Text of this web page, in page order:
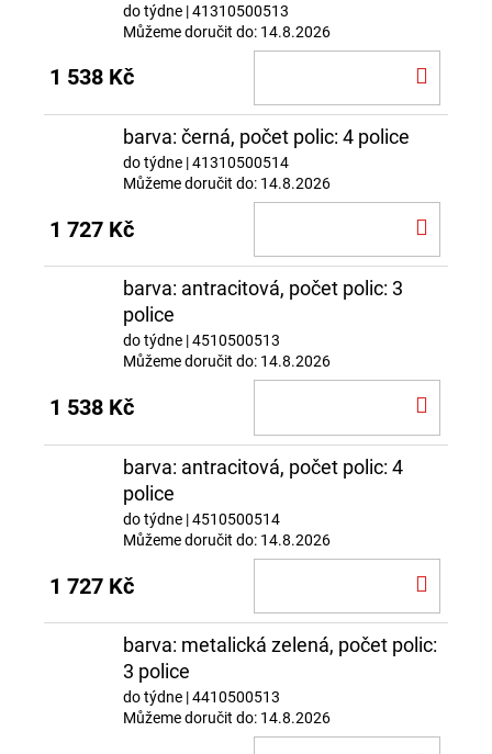
do týdne | 41310500513
Můžeme doručit do: 14.8.2026
1 538 Kč
barva: černá, počet polic: 4 police
do týdne | 41310500514
Můžeme doručit do: 14.8.2026
1 727 Kč
barva: antracitová, počet polic: 3
police
do týdne | 4510500513
Můžeme doručit do: 14.8.2026
1 538 Kč
barva: antracitová, počet polic: 4
police
do týdne | 4510500514
Můžeme doručit do: 14.8.2026
1 727 Kč
barva: metalická zelená, počet polic:
3 police
do týdne | 4410500513
Můžeme doručit do: 14.8.2026